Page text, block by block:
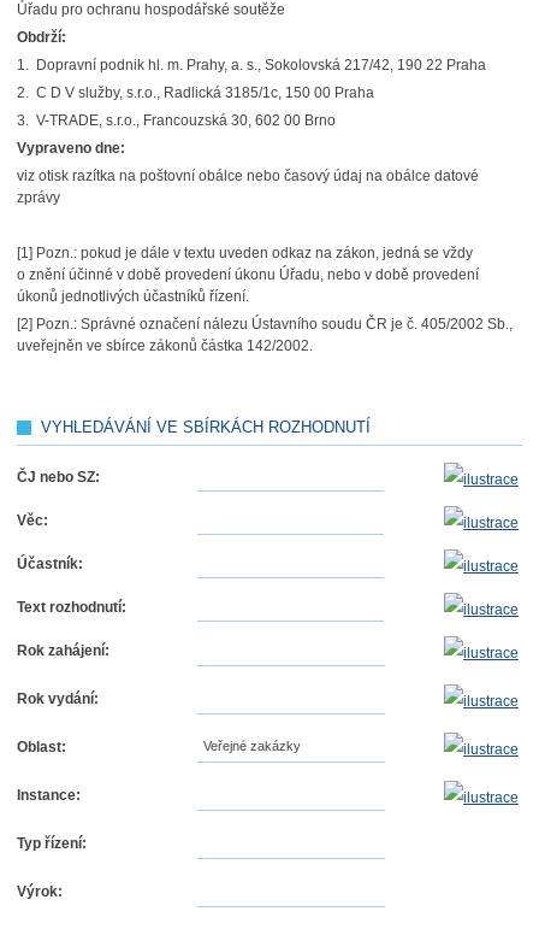
Úřadu pro ochranu hospodářské soutěže
Obdrží:
1. Dopravní podnik hl. m. Prahy, a. s., Sokolovská 217/42, 190 22 Praha
2. C D V služby, s.r.o., Radlická 3185/1c, 150 00 Praha
3. V-TRADE, s.r.o., Francouzská 30, 602 00 Brno
Vypraveno dne:
viz otisk razítka na poštovní obálce nebo časový údaj na obálce datové
zprávy
[1] Pozn.: pokud je dále v textu uveden odkaz na zákon, jedná se vždy
o znění účinné v době provedení úkonu Úřadu, nebo v době provedení
úkonů jednotlivých účastníků řízení.
[2] Pozn.: Správné označení nálezu Ústavního soudu ČR je č. 405/2002 Sb.,
uveřejněn ve sbírce zákonů částka 142/2002.
VYHLEDÁVÁNÍ VE SBÍRKÁCH ROZHODNUTÍ
ČJ nebo SZ:
Věc:
Účastník:
Text rozhodnutí:
Rok zahájení:
Rok vydání:
Oblast: Veřejné zakázky
Instance:
Typ řízení:
Výrok: